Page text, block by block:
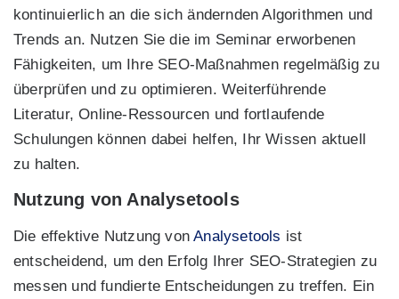
kontinuierlich an die sich ändernden Algorithmen und
Trends an. Nutzen Sie die im Seminar erworbenen
Fähigkeiten, um Ihre SEO-Maßnahmen regelmäßig zu
überprüfen und zu optimieren. Weiterführende
Literatur, Online-Ressourcen und fortlaufende
Schulungen können dabei helfen, Ihr Wissen aktuell
zu halten.
Nutzung von Analysetools
Die effektive Nutzung vonAnalysetools ist
entscheidend, um den Erfolg Ihrer SEO-Strategien zu
messen und fundierte Entscheidungen zu treffen. Ein